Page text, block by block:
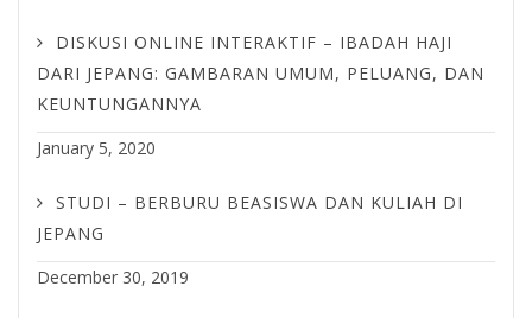
DISKUSI ONLINE INTERAKTIF – IBADAH HAJI
DARI JEPANG: GAMBARAN UMUM, PELUANG, DAN
KEUNTUNGANNYA
January 5, 2020
STUDI – BERBURU BEASISWA DAN KULIAH DI
JEPANG
December 30, 2019